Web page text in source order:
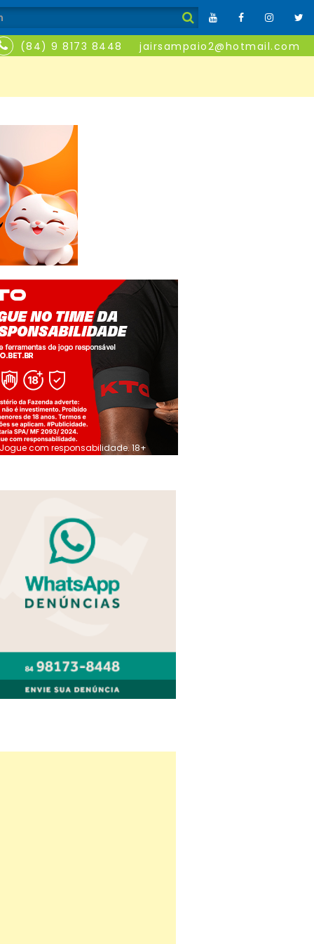
(84) 9 8173 8448 jairsampaio2@hotmail.com
Jogue com responsabilidade. 18+